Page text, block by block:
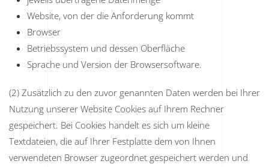
Website, von der die Anforderung kommt
Browser
Betriebssystem und dessen Oberfläche
Sprache und Version der Browsersoftware.
(2) Zusätzlich zu den zuvor genannten Daten werden bei Ihrer
Nutzung unserer Website Cookies auf Ihrem Rechner
gespeichert. Bei Cookies handelt es sich um kleine
Textdateien, die auf Ihrer Festplatte dem von Ihnen
verwendeten Browser zugeordnet gespeichert werden und